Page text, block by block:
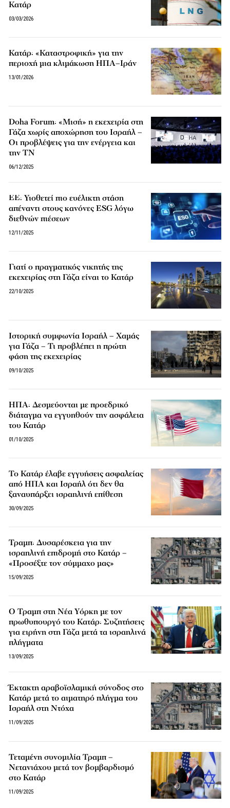
Κατάρ
03/03/2026
Κατάρ: «Καταστροφική» για την
περιοχή μια κλιμάκωση ΗΠΑ–Ιράν
13/01/2026
Doha Forum: «Μισή» η εκεχειρία στη
Γάζα χωρίς αποχώρηση του Ισραήλ –
Οι προβλέψεις για την ενέργεια και
την TN
06/12/2025
ΕΕ: Υιοθετεί πιο ευέλικτη στάση
απέναντι στους κανόνες ESG λόγω
διεθνών πιέσεων
12/11/2025
Γιατί ο πραγματικός νικητής της
εκεχειρίας στη Γάζα είναι το Κατάρ
22/10/2025
Ιστορική συμφωνία Ισραήλ – Χαμάς
για Γάζα – Τι προβλέπει η πρώτη
φάση της εκεχειρίας
09/10/2025
ΗΠΑ: Δεσμεύονται με προεδρικό
διάταγμα να εγγυηθούν την ασφάλεια
του Κατάρ
01/10/2025
Το Κατάρ έλαβε εγγυήσεις ασφαλείας
από ΗΠΑ και Ισραήλ ότι δεν θα
ξαναυπάρξει ισραηλινή επίθεση
30/09/2025
Τραμπ: Δυσαρέσκεια για την
ισραηλινή επιδρομή στο Κατάρ –
«Προσέξτε τον σύμμαχο μας»
15/09/2025
O Τραμπ στη Νέα Υόρκη με τον
πρωθυπουργό του Κατάρ: Συζητήσεις
για ειρήνη στη Γάζα μετά τα ισραηλινά
πλήγματα
13/09/2025
Έκτακτη αραβοϊσλαμική σύνοδος στο
Κατάρ μετά το αιματηρό πλήγμα του
Ισραήλ στη Ντόχα
11/09/2025
Τεταμένη συνομιλία Τραμπ –
Νετανιάχου μετά τον βομβαρδισμό
στο Κατάρ
11/09/2025